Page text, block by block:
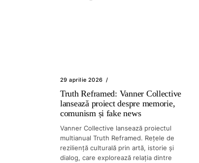
29 aprilie 2026
Truth Reframed: Vanner Collective
lansează proiect despre memorie,
comunism și fake news
Vanner Collective lansează proiectul
multianual Truth Reframed. Rețele de
reziliență culturală prin artă, istorie și
dialog, care explorează relația dintre